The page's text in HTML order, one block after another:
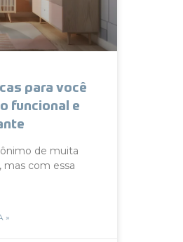
para você
funcional e
de muita
mas com essa
»